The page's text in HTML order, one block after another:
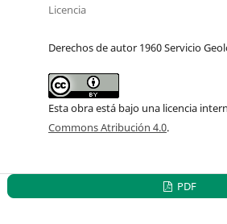
Licencia
Derechos de autor 1960 Servicio
Esta obra está bajo una licencia
Commons Atribución 4.0.
PDF